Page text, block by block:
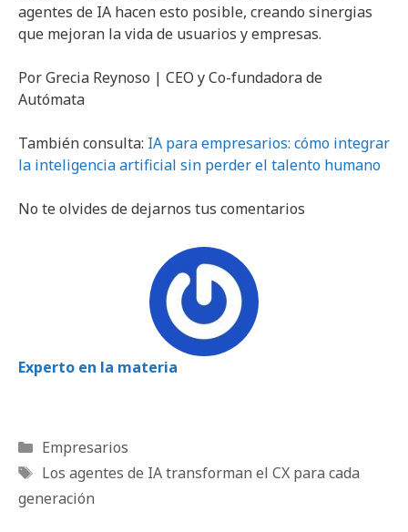
agentes de IA hacen esto posible, creando sinergias
que mejoran la vida de usuarios y empresas.
Por Grecia Reynoso | CEO y Co-fundadora de
Autómata
También consulta: IA para empresarios: cómo integrar
la inteligencia artificial sin perder el talento humano
No te olvides de dejarnos tus comentarios
Experto en la materia
Categorías
Empresarios
Etiquetas
Los agentes de IA transforman el CX para cada
generación